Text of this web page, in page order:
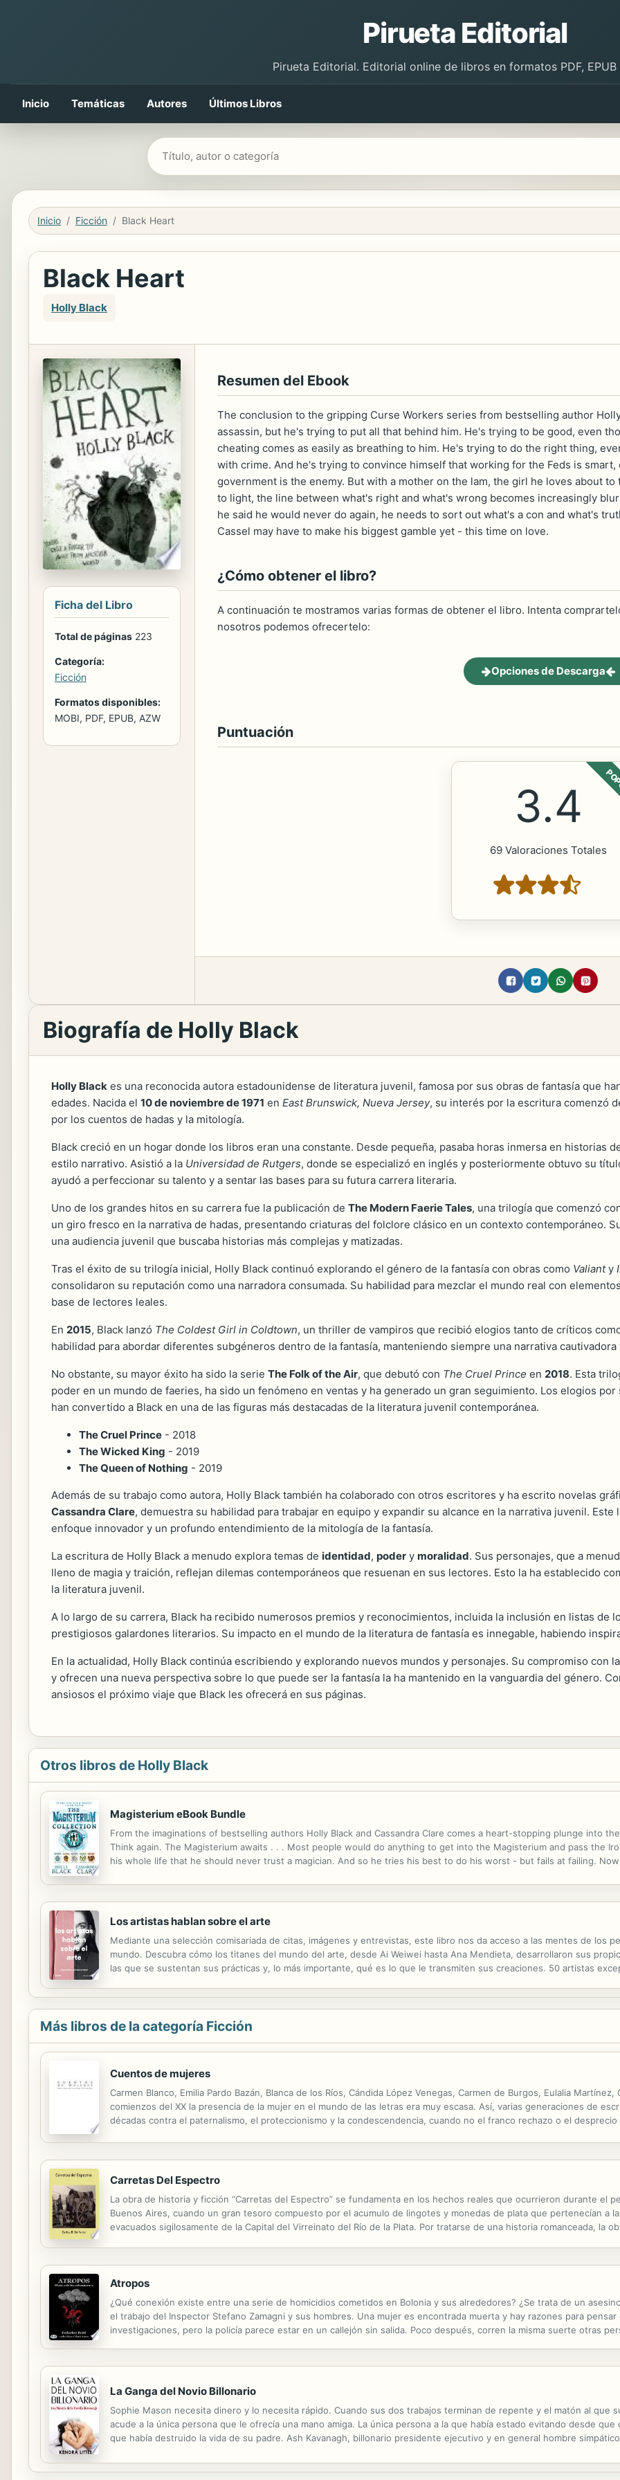
Pirueta Editorial
Pirueta Editorial. Editorial online de libros en formatos PDF, EPUB
Inicio Temáticas Autores Últimos Libros
Buscar libros
Inicio Ficción Black Heart
Black Heart
Holly Black
Ficha del Libro
Total de páginas 223
Categoría:
Ficción
Formatos disponibles:
MOBI, PDF, EPUB, AZW
Resumen del Ebook
The conclusion to the gripping Curse Workers series from bestselling author
assassin, but he's trying to put all that behind him. He's trying to be good, even
cheating comes as easily as breathing to him. He's trying to do the right thing,
with crime. And he's trying to convince himself that working for the Feds is
government is the enemy. But with a mother on the lam, the girl he loves about
to light, the line between what's right and what's wrong becomes increasingly
he said he would never do again, he needs to sort out what's a con and what's
Cassel may have to make his biggest gamble yet - this time on love.
¿Cómo obtener el libro?
A continuación te mostramos varias formas de obtener el libro. Intenta
nosotros podemos ofrecertelo:
Opciones de Descarga
Puntuación
3.4
69 Valoraciones Totales
Biografía de Holly Black
Holly Black es una reconocida autora estadounidense de literatura juvenil, famosa por sus obras de fantasía que
edades. Nacida el 10 de noviembre de 1971 en East Brunswick, Nueva Jersey, su interés por la escritura comenzó
por los cuentos de hadas y la mitología.
Black creció en un hogar donde los libros eran una constante. Desde pequeña, pasaba horas inmersa en historias
estilo narrativo. Asistió a la Universidad de Rutgers, donde se especializó en inglés y posteriormente obtuvo su
ayudó a perfeccionar su talento y a sentar las bases para su futura carrera literaria.
Uno de los grandes hitos en su carrera fue la publicación de The Modern Faerie Tales, una trilogía que comenzó
un giro fresco en la narrativa de hadas, presentando criaturas del folclore clásico en un contexto contemporáneo.
una audiencia juvenil que buscaba historias más complejas y matizadas.
Tras el éxito de su trilogía inicial, Holly Black continuó explorando el género de la fantasía con obras como Valianty
consolidaron su reputación como una narradora consumada. Su habilidad para mezclar el mundo real con
base de lectores leales.
En 2015, Black lanzó The Coldest Girl in Coldtown, un thriller de vampiros que recibió elogios tanto de críticos
habilidad para abordar diferentes subgéneros dentro de la fantasía, manteniendo siempre una narrativa
No obstante, su mayor éxito ha sido la serie The Folk of the Air, que debutó con The Cruel Prince en 2018. Esta
poder en un mundo de faeries, ha sido un fenómeno en ventas y ha generado un gran seguimiento. Los elogios
han convertido a Black en una de las figuras más destacadas de la literatura juvenil contemporánea.
The Cruel Prince - 2018
The Wicked King - 2019
The Queen of Nothing - 2019
Además de su trabajo como autora, Holly Black también ha colaborado con otros escritores y ha escrito novelas
Cassandra Clare, demuestra su habilidad para trabajar en equipo y expandir su alcance en la narrativa juvenil.
enfoque innovador y un profundo entendimiento de la mitología de la fantasía.
La escritura de Holly Black a menudo explora temas de identidad, poder y moralidad. Sus personajes, que a
lleno de magia y traición, reflejan dilemas contemporáneos que resuenan en sus lectores. Esto la ha establecido
la literatura juvenil.
A lo largo de su carrera, Black ha recibido numerosos premios y reconocimientos, incluida la inclusión en listas de
prestigiosos galardones literarios. Su impacto en el mundo de la literatura de fantasía es innegable, habiendo
En la actualidad, Holly Black continúa escribiendo y explorando nuevos mundos y personajes. Su compromiso con
y ofrecen una nueva perspectiva sobre lo que puede ser la fantasía la ha mantenido en la vanguardia del género.
ansiosos el próximo viaje que Black les ofrecerá en sus páginas.
Otros libros de Holly Black
Magisterium eBook Bundle
From the imaginations of bestselling authors Holly Black and Cassandra Clare comes a heart-stopping plunge into
Think again. The Magisterium awaits . . . Most people would do anything to get into the Magisterium and pass the
his whole life that he should never trust a magician. And so he tries his best to do his worst - but fails at failing.
Los artistas hablan sobre el arte
Mediante una selección comisariada de citas, imágenes y entrevistas, este libro nos da acceso a las mentes de los
mundo. Descubra cómo los titanes del mundo del arte, desde Ai Weiwei hasta Ana Mendieta, desarrollaron sus
las que se sustentan sus prácticas y, lo más importante, qué es lo que le transmiten sus creaciones. 50 artistas
Más libros de la categoría Ficción
Cuentos de mujeres
Carmen Blanco, Emilia Pardo Bazán, Blanca de los Ríos, Cándida López Venegas, Carmen de Burgos, Eulalia
comienzos del XX la presencia de la mujer en el mundo de las letras era muy escasa. Así, varias generaciones de
décadas contra el paternalismo, el proteccionismo y la condescendencia, cuando no el franco rechazo o el
Carretas Del Espectro
La obra de historia y ficción “Carretas del Espectro” se fundamenta en los hechos reales que ocurrieron durante el
Buenos Aires, cuando un gran tesoro compuesto por el acumulo de lingotes y monedas de plata que pertenecían a
evacuados sigilosamente de la Capital del Virreinato del Río de la Plata. Por tratarse de una historia romanceada, la
Atropos
¿Qué conexión existe entre una serie de homicidios cometidos en Bolonia y sus alrededores? ¿Se trata de un
el trabajo del Inspector Stefano Zamagni y sus hombres. Una mujer es encontrada muerta y hay razones para
investigaciones, pero la policía parece estar en un callejón sin salida. Poco después, corren la misma suerte otras
La Ganga del Novio Billonario
Sophie Mason necesita dinero y lo necesita rápido. Cuando sus dos trabajos terminan de repente y el matón al que
acude a la única persona que le ofrecía una mano amiga. La única persona a la que había estado evitando desde
que había destruido la vida de su padre. Ash Kavanagh, billonario presidente ejecutivo y en general hombre